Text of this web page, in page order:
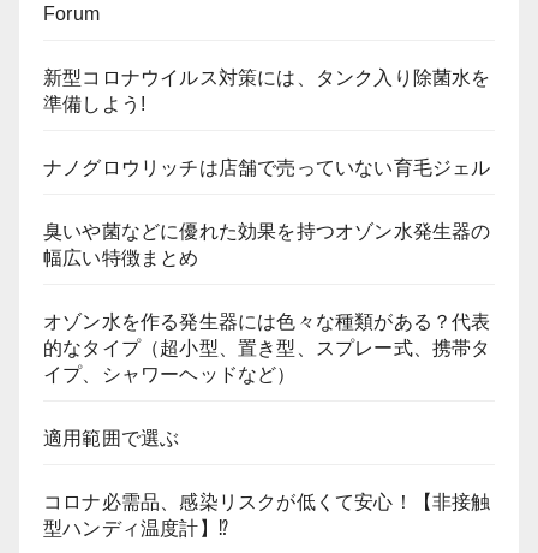
Forum
新型コロナウイルス対策には、タンク入り除菌水を
準備しよう!
ナノグロウリッチは店舗で売っていない育毛ジェル
臭いや菌などに優れた効果を持つオゾン水発生器の
幅広い特徴まとめ
オゾン水を作る発生器には色々な種類がある？代表
的なタイプ（超小型、置き型、スプレー式、携帯タ
イプ、シャワーヘッドなど）
適用範囲で選ぶ
コロナ必需品、感染リスクが低くて安心！【非接触
型ハンディ温度計】⁉